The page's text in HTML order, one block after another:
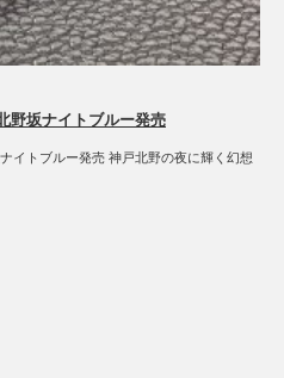
野坂ナイトブルー発売
イトブルー発売 神戸北野の夜に輝く幻想